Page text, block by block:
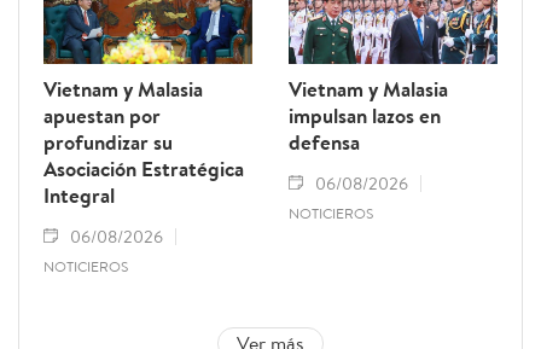
Vietnam y Malasia
apuestan por
profundizar su
Asociación Estratégica
Integral
06/08/2026
NOTICIEROS
Vietnam y Malasia
impulsan lazos en
defensa
06/08/2026
NOTICIEROS
Ver más